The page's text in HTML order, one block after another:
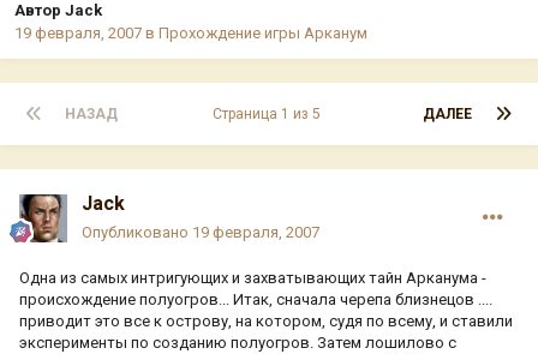
Автор Jack
19 февраля, 2007 в Прохождение игры Арканум
НАЗАД ДАЛЕЕ
Страница 1 из 5
Jack
Опубликовано 19 февраля, 2007
Одна из самых интригующих и захватывающих тайн Арканума -
происхождение полуогров... Итак, сначала черепа близнецов ....
приводит это все к острову, на котором, судя по всему, и ставили
эксперименты по созданию полуогров. Затем лошилово с